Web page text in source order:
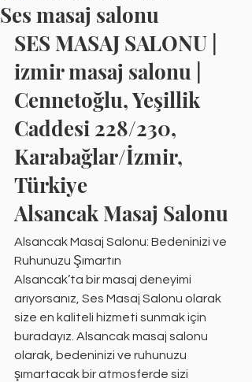
Ses masaj salonu
SES MASAJ SALONU |
izmir masaj salonu |
Cennetoğlu, Yeşillik
Caddesi 228/230,
Karabağlar/İzmir,
Türkiye
Alsancak Masaj Salonu
Alsancak Masaj Salonu: Bedeninizi ve
Ruhunuzu Şımartın
Alsancak’ta bir masaj deneyimi
arıyorsanız, Ses Masaj Salonu olarak
size en kaliteli hizmeti sunmak için
buradayız. Alsancak masaj salonu
olarak, bedeninizi ve ruhunuzu
şımartacak bir atmosferde sizi